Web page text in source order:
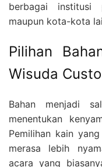
berbagai institusi
maupun kota-kota
Pilihan
Wisuda
Bahan menjadi
menentukan
Pemilihan kain
merasa lebih
acara yang